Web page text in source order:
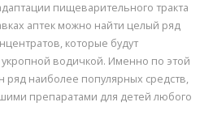
пищеварительного тракта
аптек можно найти целый ряд
которые будут
укропной водичкой. Именно по этой
наиболее популярных средств,
препаратами для детей любого